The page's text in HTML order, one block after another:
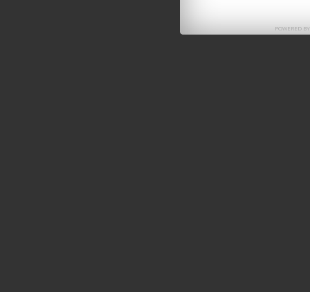
POWERED